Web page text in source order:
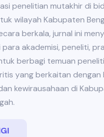
penelitian mutakhir di
wilayah Kabupaten
berkala, jurnal ini
akademisi, peneliti,
berbagi temuan
yang berkaitan dengan
kewirausahaan di